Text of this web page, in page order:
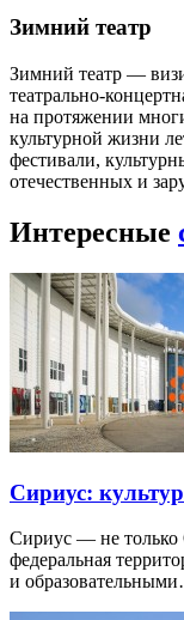
Зимний театр
Зимний театр —
театрально-
на протяжении
культурной жизни
фестивали,
отечественных и
Интересные
Сириус:
Сириус — не только
федеральная
и